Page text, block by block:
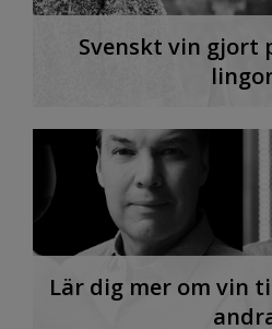
Svenskt vin gjort
Lär dig mer om vin